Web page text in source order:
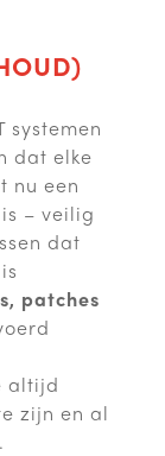
systemen
dat elke
nu een
– veilig
dat
patches
altijd
zijn en al